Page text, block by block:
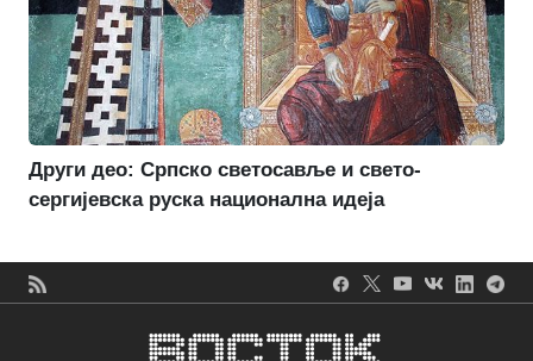
Други део: Српско светосавље и свето-
сергијевска руска национална идеја